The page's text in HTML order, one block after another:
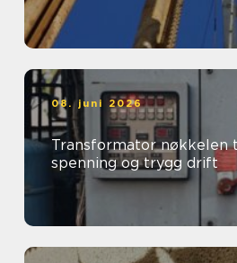
08. juni 2026
Transformator nøkkelen til riktig
spenning og trygg drift